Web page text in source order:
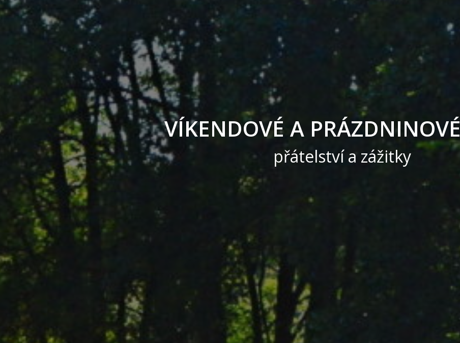
VÍKENDOVÉ A PRÁZDNINOVÉ
přátelství a zážitky